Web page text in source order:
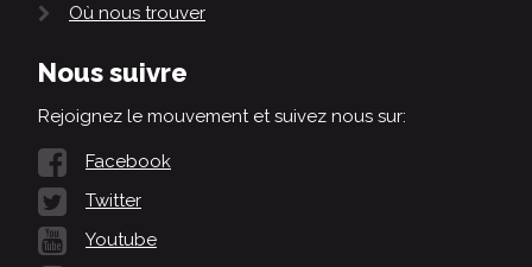
Où nous trouver
Nous suivre
Rejoignez le mouvement et suivez nous sur:
Facebook
Twitter
Youtube